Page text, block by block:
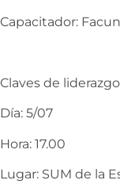
Capacitador:
Claves de
Día: 5/07
Hora: 17.00
Lugar: SUM de la